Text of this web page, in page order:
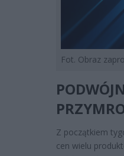
Fot. Obraz
Z początkiem
cen wielu